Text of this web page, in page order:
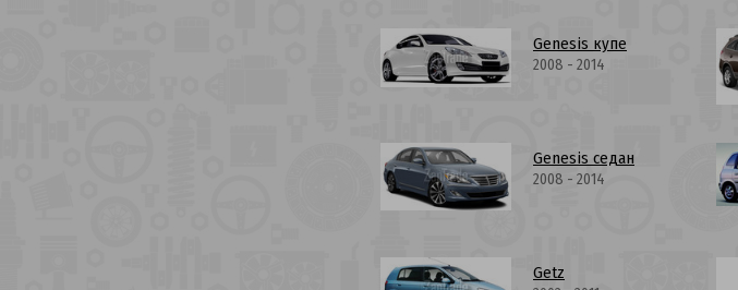
Genesis купе
2008 - 2014
Genesis седан
2008 - 2014
Getz